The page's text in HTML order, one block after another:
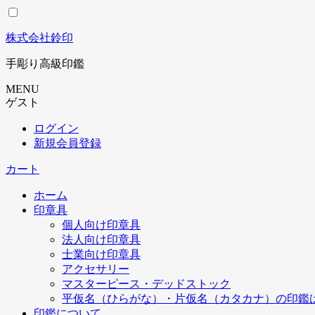
コ
テ
ン
ツ
に
ス
株式会社鈴印
手彫り高級印鑑
MENU
ゲスト
ログイン
新規会員登録
カート
ホーム
印章具
個人向け印章具
法人向け印章具
士業向け印章具
アクセサリー
マスターピース・デッドストック
平仮名（ひらがな）・片仮名（カタカナ）の印鑑